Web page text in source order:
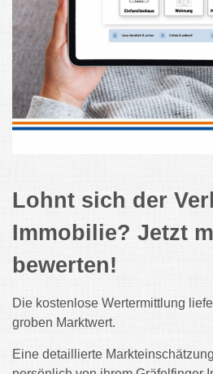
Lohnt sich der
Immobilie? Jetzt
bewerten!
Die kostenlose Wertermittlung
groben Marktwert.
Eine detaillierte